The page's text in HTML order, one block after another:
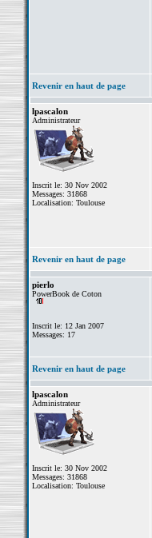
Revenir en haut de page
lpascalon
Administrateur
Inscrit le: 30 Nov 2002
Messages: 31868
Localisation: Toulouse
Revenir en haut de page
pierlo
PowerBook de Coton
Inscrit le: 12 Jan 2007
Messages: 17
Revenir en haut de page
lpascalon
Administrateur
Inscrit le: 30 Nov 2002
Messages: 31868
Localisation: Toulouse